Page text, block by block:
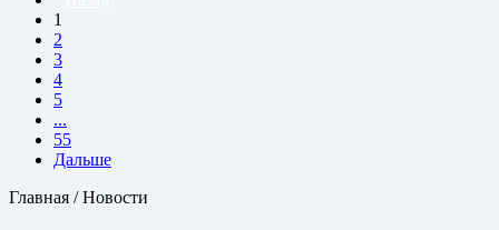
1
2
3
4
5
...
55
Дальше
Главная / Новости